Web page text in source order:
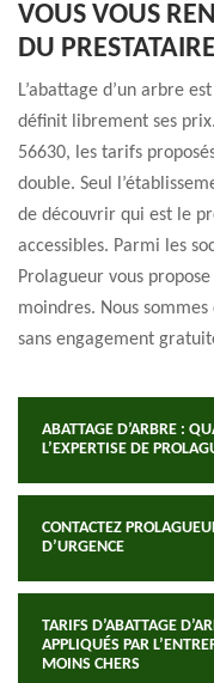
VOUS VOUS
DU
L’abattage d’un arbre
définit librement ses
56630, les tarifs
double. Seul
de découvrir qui est le
accessibles. Parmi les
Prolagueur vous
moindres. Nous
sans engagement
ABATTAGE D’ARBRE :
L’EXPERTISE DE
CONTACTEZ
D’URGENCE
TARIFS D’ABATTAGE
APPLIQUÉS PAR
MOINS CHERS